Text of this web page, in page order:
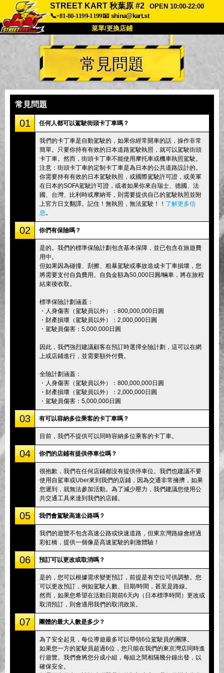
STREET KART 秋葉原 #2
OPEN 10:00-22:00
📞+81-80-1199-1199📧 shina@kart.st
菜單/更換店鋪
首頁
關於 規格 價格
顧客聲音
公司
更換店鋪
東京 品川 #1 東京 秋葉原 #1
東京 秋葉原 #2 東京 澀谷
東京 澀谷附店 東京灣
東京 淺草 大阪
沖繩
常見問題
常見問題
01 任何人都可以駕駛街頭卡丁車嗎？
我們的卡丁車是自動駕駛的，如果你經常開車的話，操作非常
簡單。只要你持有有效的日本道路駕駛執照，就可以駕駛街頭
卡丁車。然而，街頭卡丁車不能使用摩托車或機車執照駕駛。
注意：街頭卡丁車的定制卡丁車是為日本的公共道路設計的。
你需要持有有效的日本駕駛執照，或國際駕駛許可證，或美軍
在日本的SOFA駕駛許可證，或者如果你來自瑞士、德國、法
國、台灣、比利時或摩納哥，則需要提供自己的駕駛執照並附
上官方日文翻譯。記住！無執照，無法駕駛！！ 了解更多信
息 。
02 你們有保險嗎？
是的。我們的標準保險計劃包含基本保障，並已包含在旅遊費
用中。
但如果因為碰撞、刮擦、粗暴駕駛或事故造成卡丁車損壞，您
將需要支付自負費用。自負金額為50,000日圓/輛車，將在旅程
結束後收取。
標準保險計劃涵蓋：
・人身傷害（駕駛員以外）：800,000,000日圓
・財產損壞（駕駛員以外）：2,000,000日圓
・駕駛員傷害：5,000,000日圓
因此，我們強烈建議顧客在預訂時選擇全險計劃，這可以在網
上或店鋪進行，並需要額外付費。
全險計劃涵蓋：
・人身傷害（駕駛員以外）：800,000,000日圓
・財產損壞（駕駛員以外）：2,000,000日圓
・駕駛員傷害：5,000,000日圓
03 有可以容納多位乘客的卡丁車嗎？
目前，我們不提供可以同時容納多位乘客的卡丁車。
04 你們的店鋪有提供停車位嗎？
很抱歉，我們在任何店鋪都沒有提供停車位。我們也建議不要
使用自駕車或Uber來到我們的店鋪，因為交通非常擁擠，如果
您遲到，就無法參加活動。為了減少壓力，我們建議您使用公
共交通工具來達到我們的店鋪。
05 我們會駕駛高速公路嗎？
我們的遊覽不包含高速公路或快速道路，但東京灣路線會經過
彩虹橋，提供一個像是高速駕駛的刺激體驗！
06 預訂可以更改或取消嗎？
是的，您可以根據需求變更預訂，前提是有空位可供調整。您
可以更改預訂，例如駕駛人數、日期/時間，甚至是路線。
然而，如果您希望在活動日期前6天內（日本標準時間）更改或
取消預訂，則會適用我們的取消政策。
07 團體的最大人數是多少？
為了安全起見，每位導遊最多可以帶領6位駕駛員的團隊。
如果您一方的駕駛員超過6位，您只能在我們的東京灣店同時進
行遊覽。我們會將您分成小組，每組之間相隔幾分鐘出發，以
確保安全。